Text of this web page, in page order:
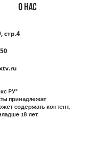
О НАС
стр.4
РУ"
принадлежат
содержать контент,
18 лет.